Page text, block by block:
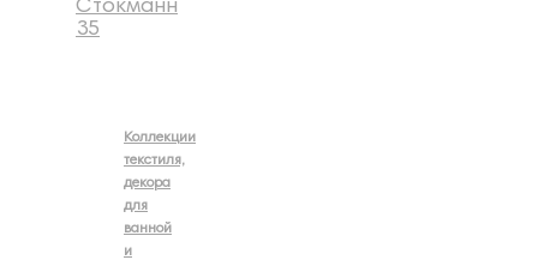
Стокманн
35
Коллекции
текстиля,
декора
для
ванной
и